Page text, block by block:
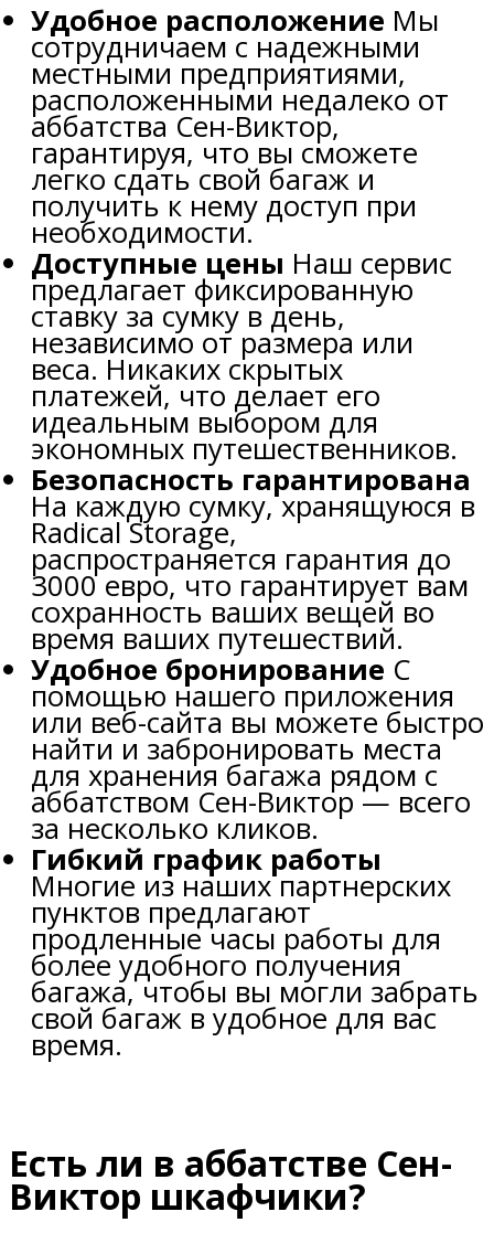
Удобное расположение Мы
сотрудничаем с надежными
местными предприятиями,
расположенными недалеко от
аббатства Сен-Виктор,
гарантируя, что вы сможете
легко сдать свой багаж и
получить к нему доступ при
необходимости.
Доступные цены Наш сервис
предлагает фиксированную
ставку за сумку в день,
независимо от размера или
веса. Никаких скрытых
платежей, что делает его
идеальным выбором для
экономных путешественников.
Безопасность гарантирована
На каждую сумку, хранящуюся в
Radical Storage,
распространяется гарантия до
3000 евро, что гарантирует вам
сохранность ваших вещей во
время ваших путешествий.
Удобное бронирование С
помощью нашего приложения
или веб-сайта вы можете быстро
найти и забронировать места
для хранения багажа рядом с
аббатством Сен-Виктор — всего
за несколько кликов.
Гибкий график работы
Многие из наших партнерских
пунктов предлагают
продленные часы работы для
более удобного получения
багажа, чтобы вы могли забрать
свой багаж в удобное для вас
время.
Есть ли в аббатстве Сен-
Виктор шкафчики?